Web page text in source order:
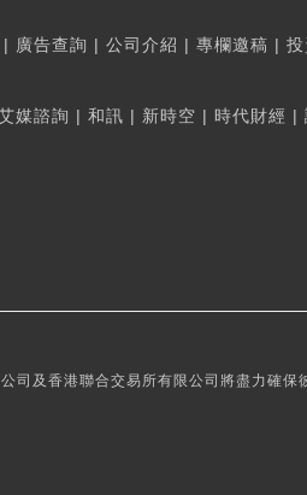
| 廣告查詢 | 公司介紹 | 專欄邀稿 |
媒諮詢 | 和訊 | 新時空 | 時代財經 |
司及香港聯合交易所有限公司將盡力確